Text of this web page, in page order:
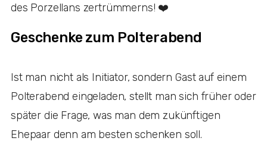
des Porzellans zertrümmerns! ❤️
Geschenke zum Polterabend
Ist man nicht als Initiator, sondern Gast auf einem
Polterabend eingeladen, stellt man sich früher oder
später die Frage, was man dem zukünftigen
Ehepaar denn am besten schenken soll.